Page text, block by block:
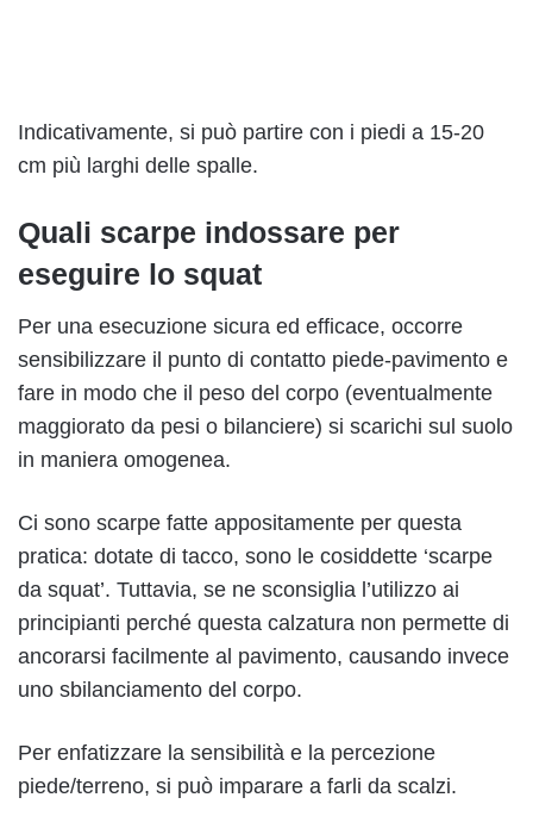
Indicativamente, si può partire con i piedi a 15-20
cm più larghi delle spalle.
Quali scarpe indossare per
eseguire lo squat
Per una esecuzione sicura ed efficace, occorre
sensibilizzare il punto di contatto piede-pavimento e
fare in modo che il peso del corpo (eventualmente
maggiorato da pesi o bilanciere) si scarichi sul suolo
in maniera omogenea.
Ci sono scarpe fatte appositamente per questa
pratica: dotate di tacco, sono le cosiddette ‘scarpe
da squat’. Tuttavia, se ne sconsiglia l’utilizzo ai
principianti perché questa calzatura non permette di
ancorarsi facilmente al pavimento, causando invece
uno sbilanciamento del corpo.
Per enfatizzare la sensibilità e la percezione
piede/terreno, si può imparare a farli da scalzi.